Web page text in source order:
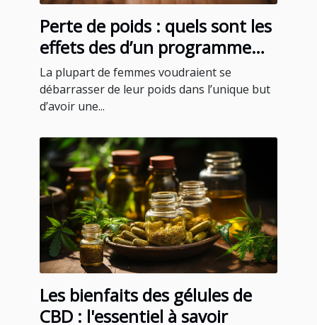
Perte de poids : quels sont les
effets des d’un programme
minceur pour femmes ?
La plupart de femmes voudraient se
débarrasser de leur poids dans l’unique but
d’avoir une...
Les bienfaits des gélules de
CBD : l'essentiel à savoir